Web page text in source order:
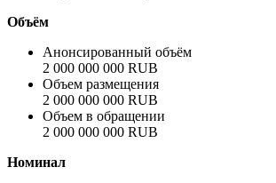
Объём
Анонсированный объём
2 000 000 000 RUB
Объем размещения
2 000 000 000 RUB
Объем в обращении
2 000 000 000 RUB
Номинал